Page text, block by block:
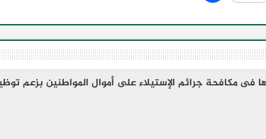
فى مكافحة جرائم الإستيلاء على أموال المواطنين بزعم